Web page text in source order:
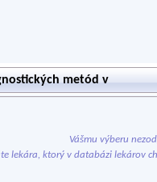
metód v
Vášmu výberu
lekára, ktorý v databázi lekárov